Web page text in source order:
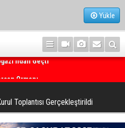
Yükle
Toplantısı Gerçekleştirildi